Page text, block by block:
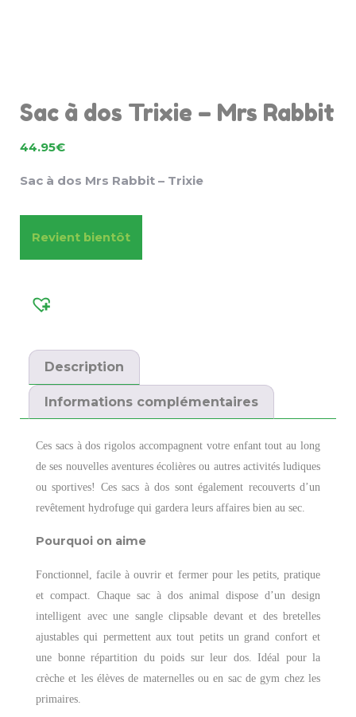
Sac à dos Trixie – Mrs Rabbit
44.95€
Sac à dos Mrs Rabbit – Trixie
Revient bientôt
Description
Informations complémentaires
Ces sacs à dos rigolos accompagnent votre enfant tout au long
de ses nouvelles aventures écolières ou autres activités ludiques
ou sportives! Ces sacs à dos sont également recouverts d’un
revêtement hydrofuge qui gardera leurs affaires bien au sec.
Pourquoi on aime
Fonctionnel, facile à ouvrir et fermer pour les petits, pratique
et compact. Chaque sac à dos animal dispose d’un design
intelligent avec une sangle clipsable devant et des bretelles
ajustables qui permettent aux tout petits un grand confort et
une bonne répartition du poids sur leur dos. Idéal pour la
crèche et les élèves de maternelles ou en sac de gym chez les
primaires.